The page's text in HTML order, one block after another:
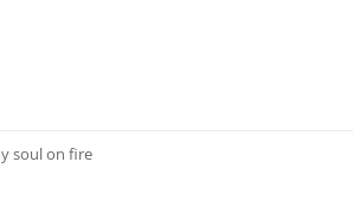
soul on fire